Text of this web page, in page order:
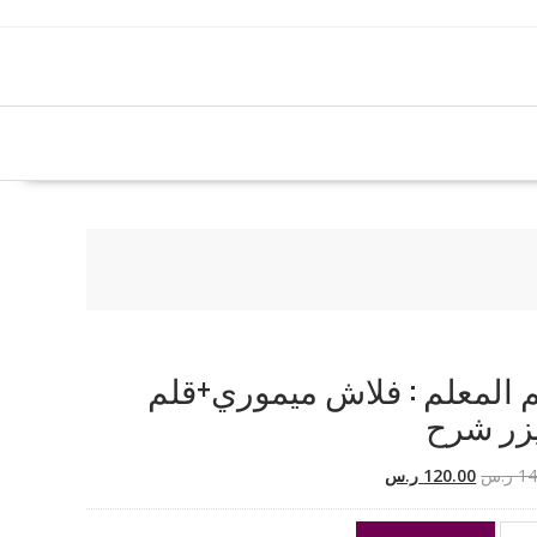
المعلم : فلاش ميموري+قلم
شرح
ر.س السعر
هو:
120.00 ر.سالسعر
هو: